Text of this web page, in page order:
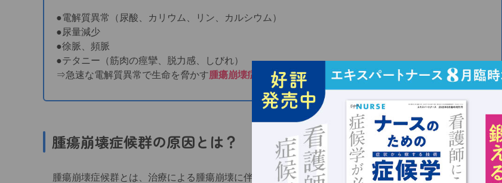
●電解質異常（尿酸、カリウム、リン、カルシウム）
●尿量減少
●徐脈、頻脈
●テタニー（筋肉の痙攣、脱力感、しびれ）
⇒急速な電解質異常で生命を脅かす 腫瘍崩壊症候群を疑おう！
腫瘍崩壊症候群の原因とは？
腫瘍崩壊症候群とは、治療による腫瘍崩壊に伴って
細胞内物質が大量に血中へ放出されることによって起